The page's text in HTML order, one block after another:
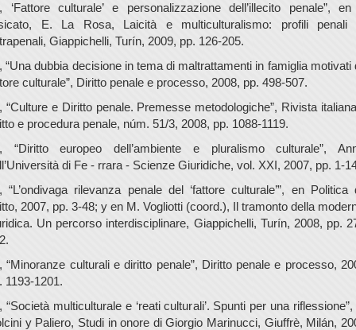
‘Fattore culturale’ e personalizzazione dell’illecito penale”,
E. La Rosa, Laicità e multiculturalismo: profili penali
Giappichelli, Turín, 2009, pp. 126-205.
“Una dubbia decisione in tema di maltrattamenti in famiglia motivati
culturale”, Diritto penale e processo, 2008, pp. 498-507.
“Culture e Diritto penale. Premesse metodologiche”, Rivista
e procedura penale, núm. 51/3, 2008, pp. 1088-1119.
“Diritto europeo dell’ambiente e pluralismo culturale”,
di Fe - rrara - Scienze Giuridiche, vol. XXI, 2007, pp. 1-
“L’ondivaga rilevanza penale del ‘fattore culturale’”, en Politica
2007, pp. 3-48; y en M. Vogliotti (coord.), Il tramonto della
Un percorso interdisciplinare, Giappichelli, Turín, 2008, pp.
“Minoranze culturali e diritto penale”, Diritto penale e processo,
1193-1201.
“Società multiculturale e ‘reati culturali’. Spunti per una
y Paliero, Studi in onore di Giorgio Marinucci, Giuffrè, Milán,